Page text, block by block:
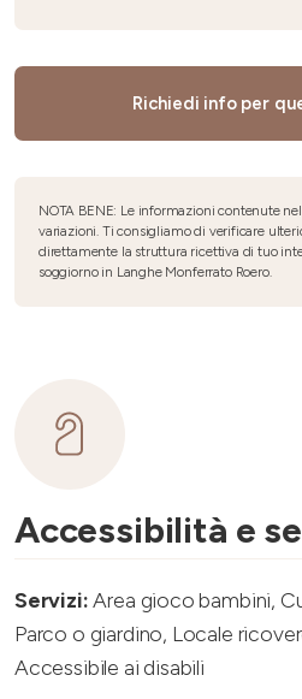
Richiedi info per
NOTA BENE: Le informazioni contenute
variazioni. Ti consigliamo di verificare
direttamente la struttura ricettiva di tuo
soggiorno in Langhe Monferrato Roero.
Accessibilità e
Servizi:Area gioco bambini,
Parco o giardino, Locale
Accessibile ai disabili